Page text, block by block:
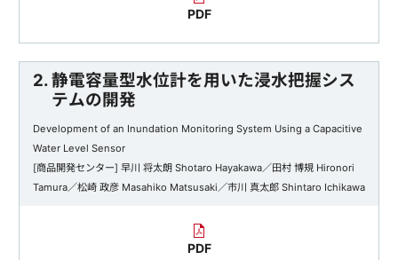
PDF
2. 静電容量型水位計を用いた浸水把握シス
テムの開発
Development of an Inundation Monitoring System Using a Capacitive
Water Level Sensor
[商品開発センター] 早川 将太朗 Shotaro Hayakawa／田村 博規 Hironori
Tamura／松崎 政彦 Masahiko Matsusaki／市川 真太郎 Shintaro Ichikawa
PDF